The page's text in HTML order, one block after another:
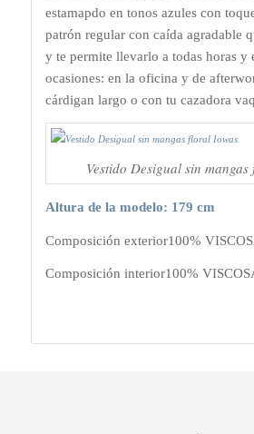
estamapdo en tonos azules con
patrón regular con caída agradable
y te permite llevarlo a todas horas y
ocasiones: en la oficina y de
cárdigan largo o con tu cazadora
Vestido Desigual sin
Altura de la modelo: 179 cm
Composición exterior100%
Composición interior100%